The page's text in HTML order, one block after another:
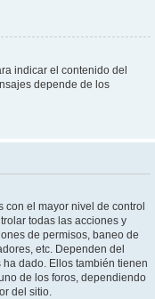
indicar el contenido del
depende de los
con el mayor nivel de control
todas las acciones y
de permisos, baneo de
etc. Dependen del
dado. Ellos también tienen
de los foros, dependiendo
del sitio.